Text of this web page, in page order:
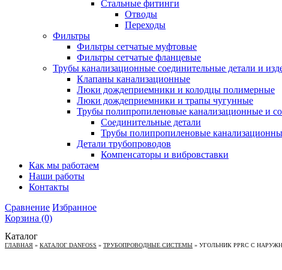
Стальные фитинги
Отводы
Переходы
Фильтры
Фильтры сетчатые муфтовые
Фильтры сетчатые фланцевые
Трубы канализационные соединительные детали и
Клапаны канализационные
Люки дождеприемники и колодцы полимерные
Люки дождеприемники и трапы чугунные
Трубы полипропиленовые канализационные и
Соединительные детали
Трубы полипропиленовые
Детали трубопроводов
Компенсаторы и вибровставки
Как мы работаем
Наши работы
Контакты
Сравнение Избранное
Корзина (0)
Каталог
ГЛАВНАЯ » КАТАЛОГ DANFOSS » ТРУБОПРОВОДНЫЕ СИСТЕМЫ » УГОЛЬНИК PPRC C